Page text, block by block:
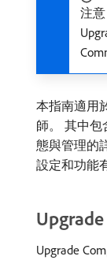
注意
本指南適用
師。 其中包
態與管理的
設定和功能
Upgrade